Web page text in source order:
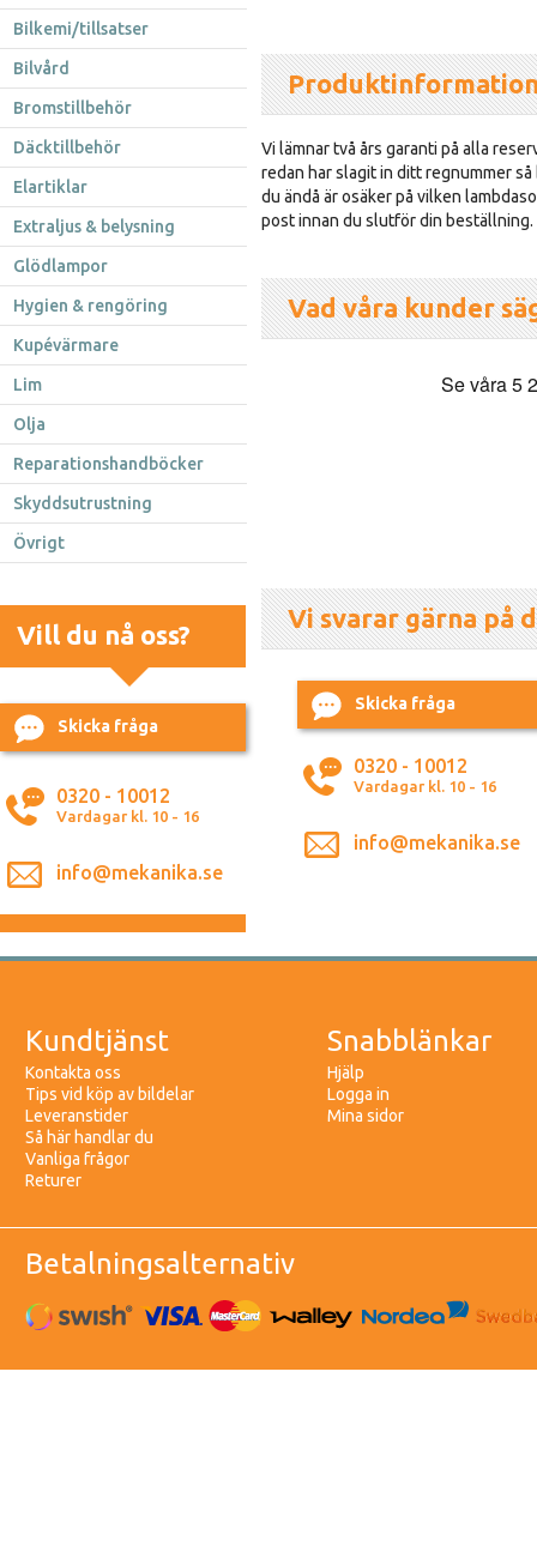
Bilkemi/tillsatser
Bilvård
Bromstillbehör
Däcktillbehör
Elartiklar
Extraljus & belysning
Glödlampor
Hygien & rengöring
Kupévärmare
Lim
Olja
Reparationshandböcker
Skyddsutrustning
Övrigt
Vill du nå oss?
Skicka fråga
0320 - 10012
Vardagar kl. 10 - 16
info@mekanika.se
Vi lämnar två års garanti på alla
redan har slagit in ditt regnummer
du ändå är osäker på vilken
post innan du slutför din beställning.
Vad våra kunder
Vi svarar gärna på
Skicka fråga
0320 - 10012
Vardagar kl. 10 - 16
info@mekanika.se
Kundtjänst
Kontakta oss
Tips vid köp av bildelar
Leveranstider
Så här handlar du
Vanliga frågor
Returer
Snabblänkar
Hjälp
Logga in
Mina sidor
Betalningsalternativ